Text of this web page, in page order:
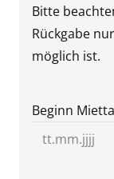
Bitte
Rückgabe
möglich ist.
Beginn
TT